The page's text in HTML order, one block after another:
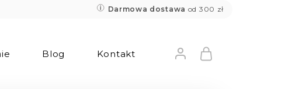
Darmowa dostawa od 300 zł
Blog Kontakt